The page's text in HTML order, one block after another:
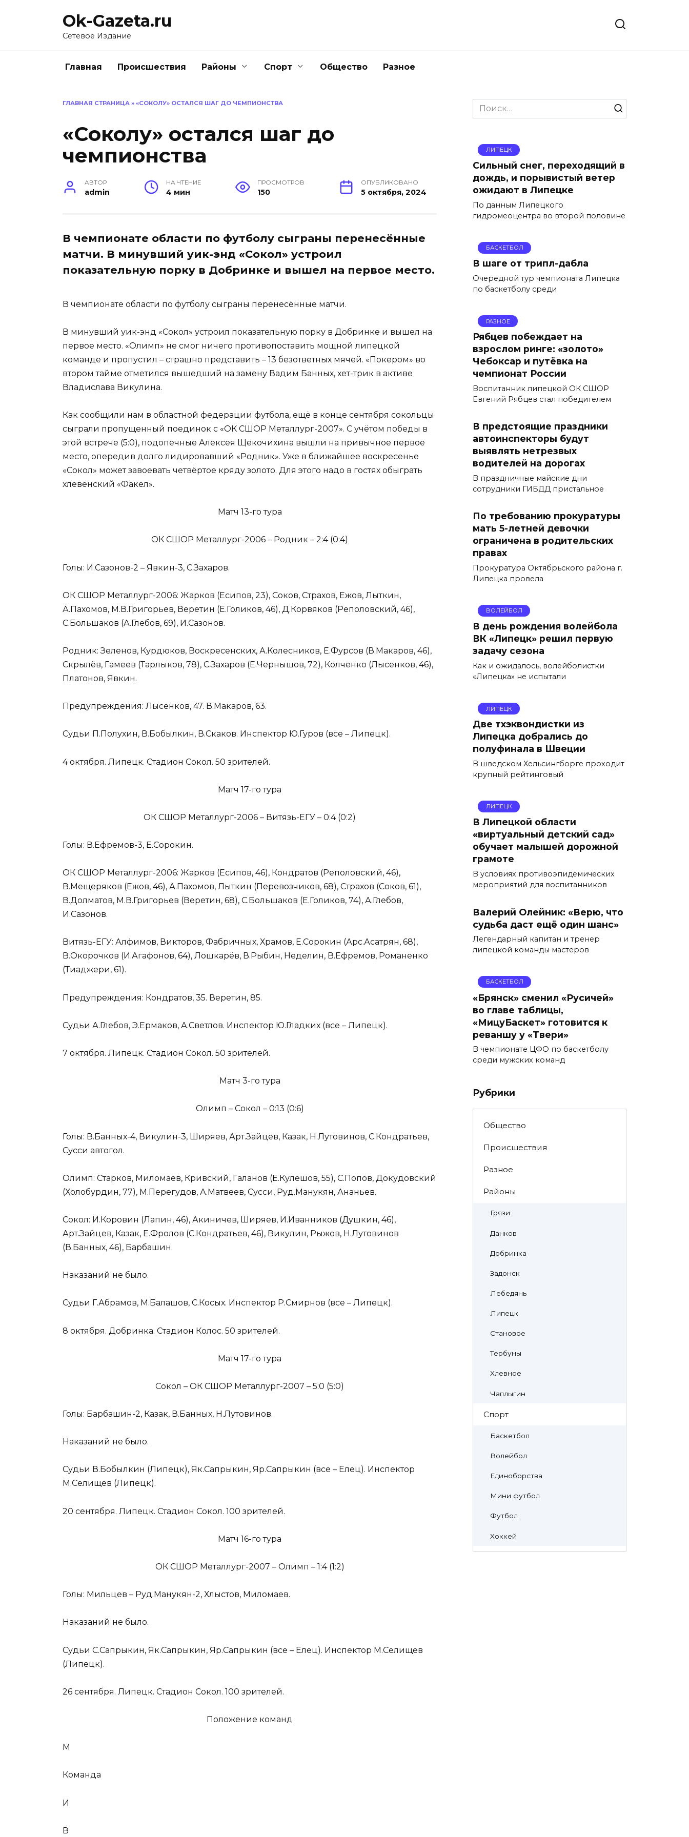
Ok-Gazeta.ru
Сетевое Издание
Главная Происшествия Районы Спорт Общество Разное
ГЛАВНАЯ СТРАНИЦА » «СОКОЛУ» ОСТАЛСЯ ШАГ ДО ЧЕМПИОНСТВА
«Соколу» остался шаг до
чемпионства
АВТОР
admin
НА ЧТЕНИЕ
4 мин
ПРОСМОТРОВ
150
ОПУБЛИКОВАНО
5 октября, 2024
В чемпионате области по футболу сыграны перенесённые
матчи. В минувший уик-энд «Сокол» устроил
показательную порку в Добринке и вышел на первое место.
В чемпионате области по футболу сыграны перенесённые матчи.
В минувший уик-энд «Сокол» устроил показательную порку в Добринке и вышел на
первое место. «Олимп» не смог ничего противопоставить мощной липецкой
команде и пропустил – страшно представить – 13 безответных мячей. «Покером» во
втором тайме отметился вышедший на замену Вадим Банных, хет-трик в активе
Владислава Викулина.
Как сообщили нам в областной федерации футбола, ещё в конце сентября сокольцы
сыграли пропущенный поединок с «ОК СШОР Металлург-2007». С учётом победы в
этой встрече (5:0), подопечные Алексея Щекочихина вышли на привычное первое
место, опередив долго лидировавший «Родник». Уже в ближайшее воскресенье
«Сокол» может завоевать четвёртое кряду золото. Для этого надо в гостях обыграть
хлевенский «Факел».
Матч 13-го тура
ОК СШОР Металлург-2006 – Родник – 2:4 (0:4)
Голы: И.Сазонов-2 – Явкин-3, С.Захаров.
ОК СШОР Металлург-2006: Жарков (Есипов, 23), Соков, Страхов, Ежов, Лыткин,
А.Пахомов, М.В.Григорьев, Веретин (Е.Голиков, 46), Д.Корвяков (Реполовский, 46),
С.Большаков (А.Глебов, 69), И.Сазонов.
Родник: Зеленов, Курдюков, Воскресенских, А.Колесников, Е.Фурсов (В.Макаров, 46),
Скрылёв, Гамеев (Тарлыков, 78), С.Захаров (Е.Чернышов, 72), Колченко (Лысенков, 46),
Платонов, Явкин.
Предупреждения: Лысенков, 47. В.Макаров, 63.
Судьи П.Полухин, В.Бобылкин, В.Скаков. Инспектор Ю.Гуров (все – Липецк).
4 октября. Липецк. Стадион Сокол. 50 зрителей.
Матч 17-го тура
ОК СШОР Металлург-2006 – Витязь-ЕГУ – 0:4 (0:2)
Голы: В.Ефремов-3, Е.Сорокин.
ОК СШОР Металлург-2006: Жарков (Есипов, 46), Кондратов (Реполовский, 46),
В.Мещеряков (Ежов, 46), А.Пахомов, Лыткин (Перевозчиков, 68), Страхов (Соков, 61),
В.Долматов, М.В.Григорьев (Веретин, 68), С.Большаков (Е.Голиков, 74), А.Глебов,
И.Сазонов.
Витязь-ЕГУ: Алфимов, Викторов, Фабричных, Храмов, Е.Сорокин (Арс.Асатрян, 68),
В.Окорочков (И.Агафонов, 64), Лошкарёв, В.Рыбин, Неделин, В.Ефремов, Романенко
(Тиаджери, 61).
Предупреждения: Кондратов, 35. Веретин, 85.
Судьи А.Глебов, Э.Ермаков, А.Светлов. Инспектор Ю.Гладких (все – Липецк).
7 октября. Липецк. Стадион Сокол. 50 зрителей.
Матч 3-го тура
Олимп – Сокол – 0:13 (0:6)
Голы: В.Банных-4, Викулин-3, Ширяев, Арт.Зайцев, Казак, Н.Лутовинов, С.Кондратьев,
Сусси автогол.
Олимп: Старков, Миломаев, Кривский, Галанов (Е.Кулешов, 55), С.Попов, Докудовский
(Холобурдин, 77), М.Перегудов, А.Матвеев, Сусси, Руд.Манукян, Ананьев.
Сокол: И.Коровин (Лапин, 46), Акиничев, Ширяев, И.Иванников (Душкин, 46),
Арт.Зайцев, Казак, Е.Фролов (С.Кондратьев, 46), Викулин, Рыжов, Н.Лутовинов
(В.Банных, 46), Барбашин.
Наказаний не было.
Судьи Г.Абрамов, М.Балашов, С.Косых. Инспектор Р.Смирнов (все – Липецк).
8 октября. Добринка. Стадион Колос. 50 зрителей.
Матч 17-го тура
Сокол – ОК СШОР Металлург-2007 – 5:0 (5:0)
Голы: Барбашин-2, Казак, В.Банных, Н.Лутовинов.
Наказаний не было.
Судьи В.Бобылкин (Липецк), Як.Сапрыкин, Яр.Сапрыкин (все – Елец). Инспектор
М.Селищев (Липецк).
20 сентября. Липецк. Стадион Сокол. 100 зрителей.
Матч 16-го тура
ОК СШОР Металлург-2007 – Олимп – 1:4 (1:2)
Голы: Мильцев – Руд.Манукян-2, Хлыстов, Миломаев.
Наказаний не было.
Судьи С.Сапрыкин, Як.Сапрыкин, Яр.Сапрыкин (все – Елец). Инспектор М.Селищев
(Липецк).
26 сентября. Липецк. Стадион Сокол. 100 зрителей.
Положение команд
М
Команда
И
В
Search
for:
ЛИПЕЦК
Сильный снег, переходящий в
дождь, и порывистый ветер
ожидают в Липецке
По данным Липецкого
гидромеоцентра во второй половине
БАСКЕТБОЛ
В шаге от трипл-дабла
Очередной тур чемпионата Липецка
по баскетболу среди
РАЗНОЕ
Рябцев побеждает на
взрослом ринге: «золото»
Чебоксар и путёвка на
чемпионат России
Воспитанник липецкой ОК СШОР
Евгений Рябцев стал победителем
В предстоящие праздники
автоинспекторы будут
выявлять нетрезвых
водителей на дорогах
В праздничные майские дни
сотрудники ГИБДД пристальное
По требованию прокуратуры
мать 5-летней девочки
ограничена в родительских
правах
Прокуратура Октябрьского района г.
Липецка провела
ВОЛЕЙБОЛ
В день рождения волейбола
ВК «Липецк» решил первую
задачу сезона
Как и ожидалось, волейболистки
«Липецка» не испытали
ЛИПЕЦК
Две тхэквондистки из
Липецка добрались до
полуфинала в Швеции
В шведском Хельсингборге проходит
крупный рейтинговый
ЛИПЕЦК
В Липецкой области
«виртуальный детский сад»
обучает малышей дорожной
грамоте
В условиях противоэпидемических
мероприятий для воспитанников
Валерий Олейник: «Верю, что
судьба даст ещё один шанс»
Легендарный капитан и тренер
липецкой команды мастеров
БАСКЕТБОЛ
«Брянск» сменил «Русичей»
во главе таблицы,
«МицуБаскет» готовится к
реваншу у «Твери»
В чемпионате ЦФО по баскетболу
среди мужских команд
Рубрики
Общество
Происшествия
Разное
Районы
Грязи
Данков
Добринка
Задонск
Лебедянь
Липецк
Становое
Тербуны
Хлевное
Чаплыгин
Спорт
Баскетбол
Волейбол
Единоборства
Мини футбол
Футбол
Хоккей